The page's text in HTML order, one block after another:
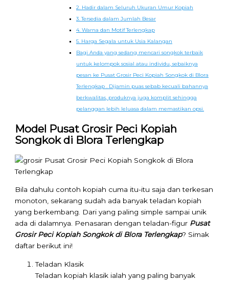
2. Hadir dalam Seluruh Ukuran Umur Kopiah
3. Tersedia dalam Jumlah Besar
4. Warna dan Motif Terlengkap
5. Harga Segala untuk Usia Kalangan
Bagi Anda yang sedang mencari songkok terbaik
untuk kelompok sosial atau individu, sebaiknya
pesan ke Pusat Grosir Peci Kopiah Songkok di Blora
Terlengkap . Dijamin puas sebab kecuali bahannya
berkwalitas, produknya juga komplit sehingga
pelanggan lebih leluasa dalam memastikan opsi.
Model Pusat Grosir Peci Kopiah
Songkok di Blora Terlengkap
Bila dahulu contoh kopiah cuma itu-itu saja dan terkesan
monoton, sekarang sudah ada banyak teladan kopiah
yang berkembang. Dari yang paling simple sampai unik
ada di dalamnya. Penasaran dengan teladan-figur Pusat
Grosir Peci Kopiah Songkok di Blora Terlengkap? Simak
daftar berikut ini!
Teladan Klasik
Teladan kopiah klasik ialah yang paling banyak